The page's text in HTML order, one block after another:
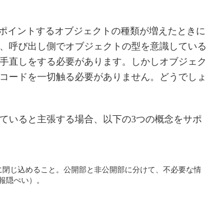
イントするオブジェクトの種類が増えたときに
呼び出し側でオブジェクトの型を意識している
直しをする必要があります。しかしオブジェク
ードを一切触る必要がありません。どうでしょ
いると主張する場合、以下の3つの概念をサポ
じ込めること。公開部と非公開部に分けて、不必要な情
隠ぺい）。